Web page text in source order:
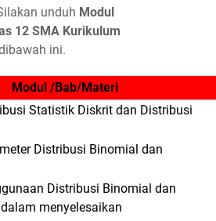
unduh Modul
12 SMA Kurikulum
ini.
Modul /Bab/Materi
Statistik Diskrit dan Distribusi
Distribusi Binomial dan
Distribusi Binomial dan
menyelesaikan